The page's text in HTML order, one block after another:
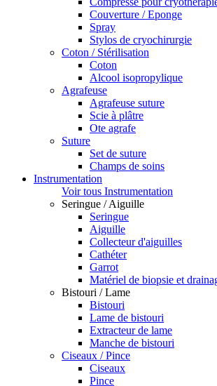
Couverture / Eponge
Spray
Stylos de cryochirurgie
Coton / Stérilisation
Coton
Alcool isopropylique
Agrafeuse
Agrafeuse suture
Scie à plâtre
Ote agrafe
Suture
Set de suture
Champs de soins
Instrumentation
Voir tous Instrumentation
Seringue / Aiguille
Seringue
Aiguille
Collecteur d'aiguilles
Cathéter
Garrot
Matériel de biopsie et
Bistouri / Lame
Bistouri
Lame de bistouri
Extracteur de lame
Manche de bistouri
Ciseaux / Pince
Ciseaux
Pince